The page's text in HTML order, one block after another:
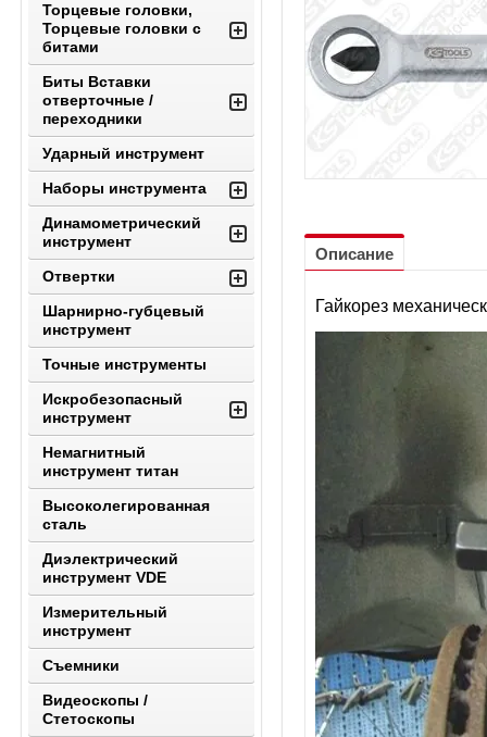
Торцевые головки,
Торцевые головки с
битами
Биты Вставки
отверточные /
переходники
Ударный инструмент
Наборы инструмента
Динамометрический
инструмент
Отвертки
Шарнирно-губцевый
инструмент
Точные инструменты
Искробезопасный
инструмент
Немагнитный
инструмент титан
Высоколегированная
сталь
Диэлектрический
инструмент VDE
Измерительный
инструмент
Съемники
Видеоскопы /
Стетоскопы
Описание
Гайкорез